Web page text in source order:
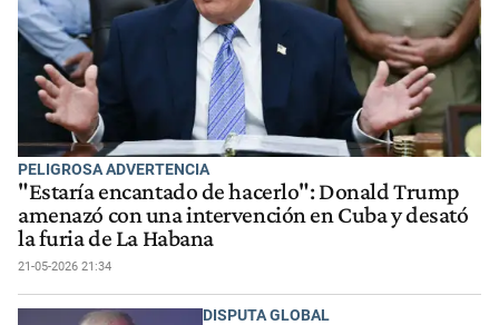
PELIGROSA ADVERTENCIA
"Estaría encantado de hacerlo": Donald Trump
amenazó con una intervención en Cuba y desató
la furia de La Habana
21-05-2026 21:34
DISPUTA GLOBAL